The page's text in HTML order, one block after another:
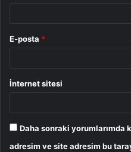
E-posta *
İnternet sitesi
Daha sonraki yorumlarımda
adresim ve site adresim bu